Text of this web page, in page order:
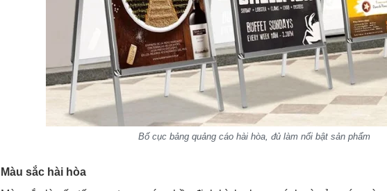
Bố cục bảng quảng cáo hài hòa, đủ làm nổi bật sản phẩm
Màu sắc hài hòa